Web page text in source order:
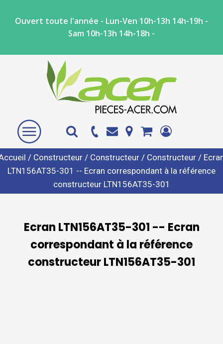
Ouvert toute l'année - Lun-Ven 10h-13h 14h-19h -
Sam 10h-13h 14h-18h -
/ Constructeur / Constructeur / Constructeur /
LTN156AT35-301 -- Ecran correspondant à la référence
constructeur LTN156AT35-301
Ecran LTN156AT35-301 -- Ecran
correspondant à la référence
constructeur LTN156AT35-301